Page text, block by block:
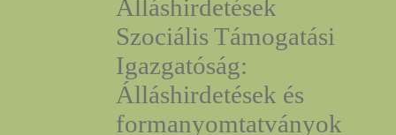
Álláshirdetések
Szociális Támogatási
Igazgatóság:
Álláshirdetések és
formanyomtatványok